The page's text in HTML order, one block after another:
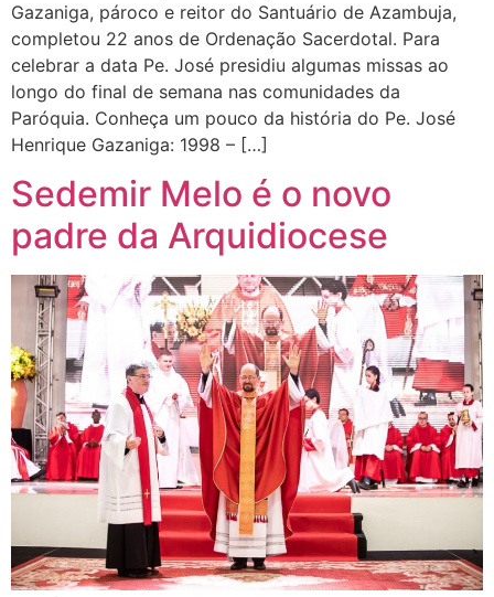
Gazaniga, pároco e reitor do Santuário de Azambuja,
completou 22 anos de Ordenação Sacerdotal. Para
celebrar a data Pe. José presidiu algumas missas ao
longo do final de semana nas comunidades da
Paróquia. Conheça um pouco da história do Pe. José
Henrique Gazaniga: 1998 – […]
Sedemir Melo é o novo
padre da Arquidiocese